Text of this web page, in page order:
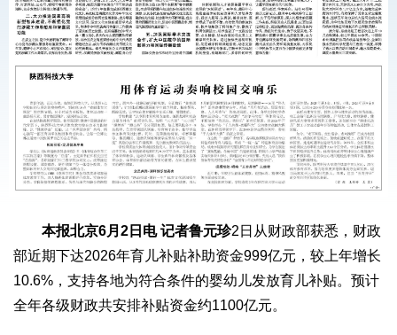
本报北京6月2日电 记者鲁元珍2日从财政部获悉，财政
部近期下达2026年育儿补贴补助资金999亿元，较上年增长
10.6%，支持各地为符合条件的婴幼儿发放育儿补贴。预计
全年各级财政共安排补贴资金约1100亿元。